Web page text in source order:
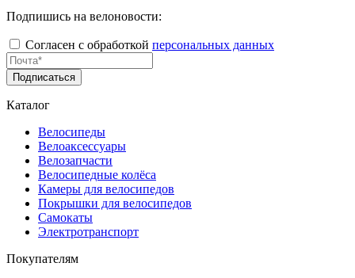
Подпишись на велоновости:
Согласен с обработкой персональных данных
Подписаться
Каталог
Велосипеды
Велоаксессуары
Велозапчасти
Велосипедные колёса
Камеры для велосипедов
Покрышки для велосипедов
Самокаты
Электротранспорт
Покупателям